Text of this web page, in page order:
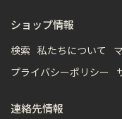
ショップ情報
検索 私たちについて
プライバシーポリシー
連絡先情報